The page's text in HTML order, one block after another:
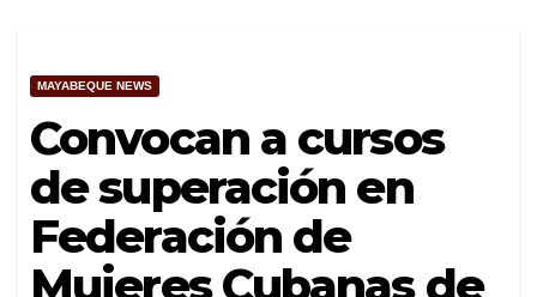
MAYABEQUE NEWS
Convocan a cursos
de superación en
Federación de
Mujeres Cubanas de